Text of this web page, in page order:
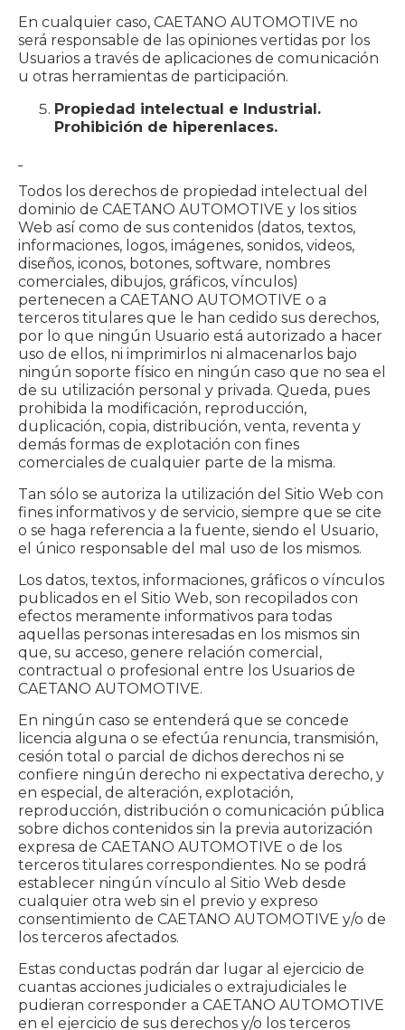
En cualquier caso, CAETANO AUTOMOTIVE no
será responsable de las opiniones vertidas por los
Usuarios a través de aplicaciones de comunicación
u otras herramientas de participación.
Propiedad intelectual e Industrial.
Prohibición de hiperenlaces.
Todos los derechos de propiedad intelectual del
dominio de CAETANO AUTOMOTIVE y los sitios
Web así como de sus contenidos (datos, textos,
informaciones, logos, imágenes, sonidos, videos,
diseños, iconos, botones, software, nombres
comerciales, dibujos, gráficos, vínculos)
pertenecen a CAETANO AUTOMOTIVE o a
terceros titulares que le han cedido sus derechos,
por lo que ningún Usuario está autorizado a hacer
uso de ellos, ni imprimirlos ni almacenarlos bajo
ningún soporte físico en ningún caso que no sea el
de su utilización personal y privada. Queda, pues
prohibida la modificación, reproducción,
duplicación, copia, distribución, venta, reventa y
demás formas de explotación con fines
comerciales de cualquier parte de la misma.
Tan sólo se autoriza la utilización del Sitio Web con
fines informativos y de servicio, siempre que se cite
o se haga referencia a la fuente, siendo el Usuario,
el único responsable del mal uso de los mismos.
Los datos, textos, informaciones, gráficos o vínculos
publicados en el Sitio Web, son recopilados con
efectos meramente informativos para todas
aquellas personas interesadas en los mismos sin
que, su acceso, genere relación comercial,
contractual o profesional entre los Usuarios de
CAETANO AUTOMOTIVE.
En ningún caso se entenderá que se concede
licencia alguna o se efectúa renuncia, transmisión,
cesión total o parcial de dichos derechos ni se
confiere ningún derecho ni expectativa derecho, y
en especial, de alteración, explotación,
reproducción, distribución o comunicación pública
sobre dichos contenidos sin la previa autorización
expresa de CAETANO AUTOMOTIVE o de los
terceros titulares correspondientes. No se podrá
establecer ningún vínculo al Sitio Web desde
cualquier otra web sin el previo y expreso
consentimiento de CAETANO AUTOMOTIVE y/o de
los terceros afectados.
Estas conductas podrán dar lugar al ejercicio de
cuantas acciones judiciales o extrajudiciales le
pudieran corresponder a CAETANO AUTOMOTIVE
en el ejercicio de sus derechos y/o los terceros